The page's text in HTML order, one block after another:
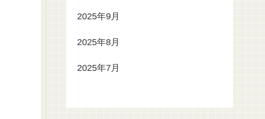
2025年9月
2025年8月
2025年7月